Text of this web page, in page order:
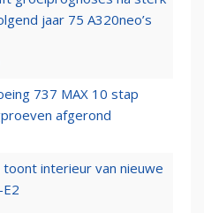
jaar 75 A320neo’s
737 MAX 10 stap
afgerond
toont interieur van nieuwe